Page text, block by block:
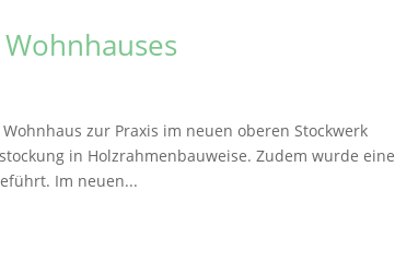
zur Praxis im neuen oberen Stockwerk
in Holzrahmenbauweise. Zudem wurde eine
Im neuen...